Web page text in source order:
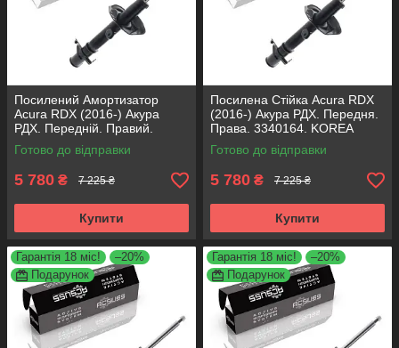
Посилений Амортизатор
Acura RDX (2016-) Акура
РДХ. Передній. Правий.
3340164. KOREA Аксусс!
Готово до відправки
5 780 ₴ 7 225 ₴
Купити
Посилена Стійка Acura RDX
(2016-) Акура РДХ. Передня.
Права. 3340164. KOREA
Аксусс!
Готово до відправки
5 780 ₴ 7 225 ₴
Купити
Гарантія 18 міс!
–20%
Подарунок
Гарантія 18 міс!
–20%
Подарунок